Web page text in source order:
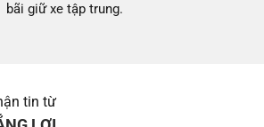
bãi giữ xe tập trung.
tin từ